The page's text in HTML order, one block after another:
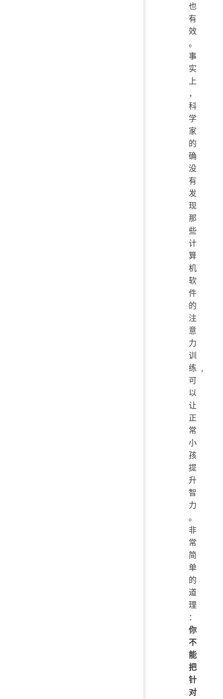
也
有
效
。
事
实
上
，
科
学
家
的
确
没
有
发
现
那
些
计
算
机
软
件
的
注
意
力
训
练,
可
以
让
正
常
小
孩
提
升
智
力
。
非
常
简
单
的
道
理
：
你
不
能
把
针
对